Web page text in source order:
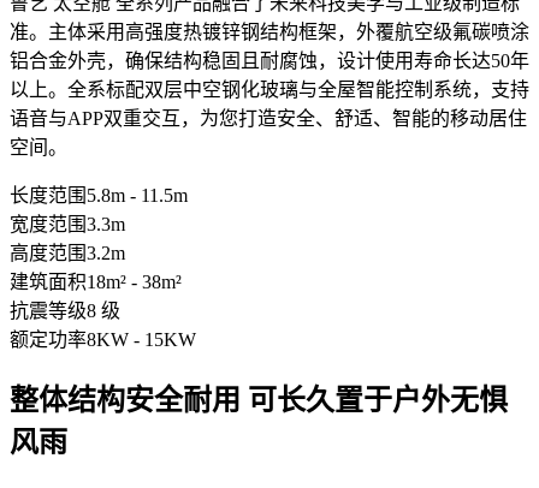
准。主体采用 高强度热镀锌钢结构框架，外覆航空级氟碳喷涂
铝合金外壳，确保结构稳固且耐腐蚀，设计使用寿命长达50年
以上。全系标配双层中空钢化玻璃与全屋智能控制系统，支持
语音与APP双重交互，为您打造安全、舒适、智能的移动居住
空间。
长度范围 5.8m - 11.5m
宽度范围3.3m
高度范围3.2m
建筑面积18m² - 38m²
抗震等级8 级
额定功率8KW - 15KW
整体结构安全耐用 可长久置于户外无惧
风雨